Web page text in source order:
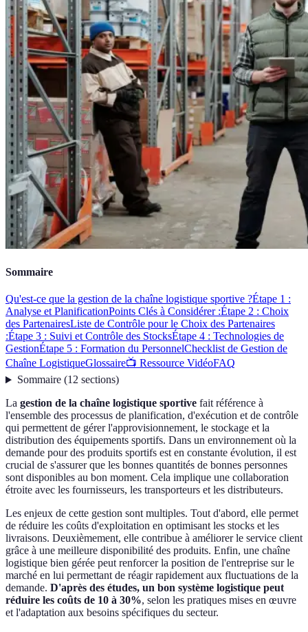
Sommaire
Qu'est-ce que la gestion de la chaîne logistique sportive ?Étape 1 :
Analyse et PlanificationPoints Clés à Considérer :Étape 2 : Choix
des PartenairesListe de Contrôle pour le Choix des Partenaires
:Étape 3 : Suivi et Contrôle des StocksÉtape 4 : Technologies de
GestionÉtape 5 : Formation du PersonnelChecklist de Gestion de
Chaîne LogistiqueGlossaire📺 Ressource VidéoFAQ
Sommaire(12 sections)
La gestion de la chaîne logistique sportive fait référence à
l'ensemble des processus de planification, d'exécution et de contrôle
qui permettent de gérer l'approvisionnement, le stockage et la
distribution des équipements sportifs. Dans un environnement où la
demande pour des produits sportifs est en constante évolution, il est
crucial de s'assurer que les bonnes quantités de bonnes personnes
sont disponibles au bon moment. Cela implique une collaboration
étroite avec les fournisseurs, les transporteurs et les distributeurs.
Les enjeux de cette gestion sont multiples. Tout d'abord, elle permet
de réduire les coûts d'exploitation en optimisant les stocks et les
livraisons. Deuxièmement, elle contribue à améliorer le service client
grâce à une meilleure disponibilité des produits. Enfin, une chaîne
logistique bien gérée peut renforcer la position de l'entreprise sur le
marché en lui permettant de réagir rapidement aux fluctuations de la
demande. D'après des études, un bon système logistique peut
réduire les coûts de 10 à 30%, selon les pratiques mises en œuvre
et l'adaptation aux besoins spécifiques du secteur.